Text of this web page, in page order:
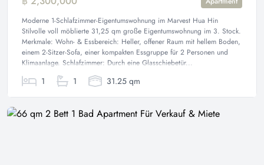
Moderne 1-Schlafzimmer-Eigentumswohnung im Marvest Hua Hin
Stilvolle voll möblierte 31,25 qm große Eigentumswohnung im 3. Stock.
Merkmale: Wohn- & Essbereich: Heller, offener Raum mit hellem Boden,
einem 2-Sitzer-Sofa, einer kompakten Essgruppe für 2 Personen und
Klimaanlage. Schlafzimmer: Durch eine Glasschiebetür...
1 1 31.25 qm